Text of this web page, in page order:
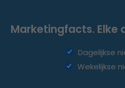
Marketingfacts. Elke
Dagelijkse
Wekelijkse